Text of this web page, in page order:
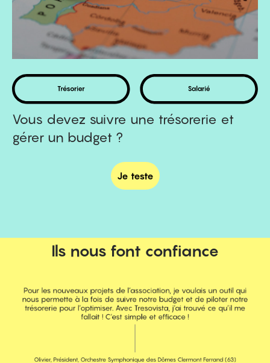
Vous devez suivre une trésorerie et
gérer un budget ?
Je teste
Ils nous font confiance